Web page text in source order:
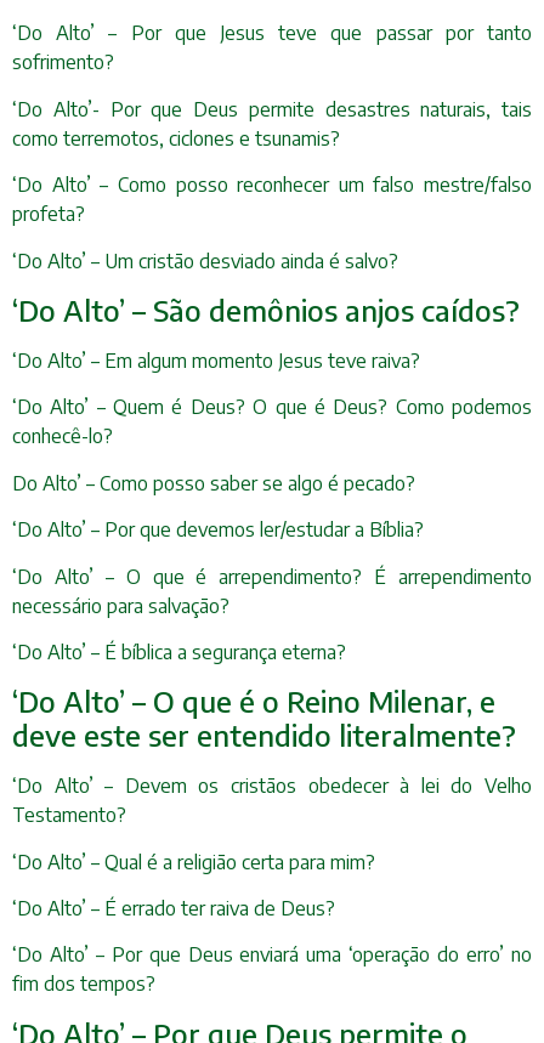
‘Do Alto’ – Por que Jesus teve que passar por tanto
sofrimento?
‘Do Alto’- Por que Deus permite desastres naturais, tais
como terremotos, ciclones e tsunamis?
‘Do Alto’ – Como posso reconhecer um falso mestre/falso
profeta?
‘Do Alto’ – Um cristão desviado ainda é salvo?
‘Do Alto’ – São demônios anjos caídos?
‘Do Alto’ – Em algum momento Jesus teve raiva?
‘Do Alto’ – Quem é Deus? O que é Deus? Como podemos
conhecê-lo?
Do Alto’ – Como posso saber se algo é pecado?
‘Do Alto’ – Por que devemos ler/estudar a Bíblia?
‘Do Alto’ – O que é arrependimento? É arrependimento
necessário para salvação?
‘Do Alto’ – É bíblica a segurança eterna?
‘Do Alto’ – O que é o Reino Milenar, e
deve este ser entendido literalmente?
‘Do Alto’ – Devem os cristãos obedecer à lei do Velho
Testamento?
‘Do Alto’ – Qual é a religião certa para mim?
‘Do Alto’ – É errado ter raiva de Deus?
‘Do Alto’ – Por que Deus enviará uma ‘operação do erro’ no
fim dos tempos?
‘Do Alto’ – Por que Deus permite o